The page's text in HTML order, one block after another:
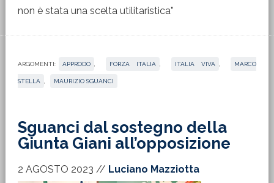
non è stata una scelta utilitaristica”
ARGOMENTI: APPRODO FORZA ITALIA ITALIA VIVA MARCO
STELLA MAURIZIO SGUANCI
Sguanci dal sostegno della
Giunta Giani all’opposizione
2 AGOSTO 2023 // Luciano Mazziotta